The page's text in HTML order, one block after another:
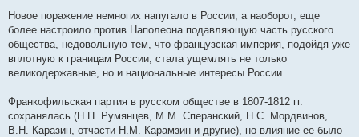
Новое поражение немногих напугало в России, а наоборот, еще
более настроило против Наполеона подавляющую часть русского
общества, недовольную тем, что французская империя, подойдя уже
вплотную к границам России, стала ущемлять не только
великодержавные, но и национальные интересы России.
Франкофильская партия в русском обществе в 1807-1812 гг.
сохранялась (Н.П. Румянцев, М.М. Сперанский, Н.С. Мордвинов,
В.Н. Каразин, отчасти Н.М. Карамзин и другие), но влияние ее было